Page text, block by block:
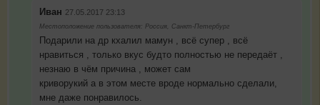
Иван 27.05.2017 23:13
Местоположение пользователя: Россия, Санкт-Петербург
Подарили на др кхалил мамун , всё супер , всё
нравиться , только вкус будто полностью не передаёт ,
незнаю в чём причина , может сам
криворукий а в этом месте вроде нормально сделали,
мне даже понравилось.